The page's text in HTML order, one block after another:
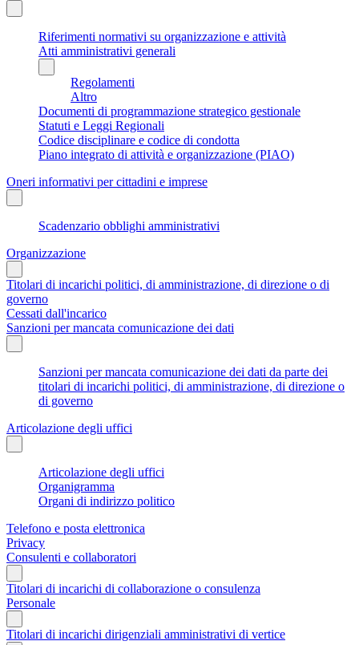
Riferimenti normativi su organizzazione e attività
Atti amministrativi generali
Regolamenti
Altro
Documenti di programmazione strategico gestionale
Statuti e Leggi Regionali
Codice disciplinare e codice di condotta
Piano integrato di attività e organizzazione (PIAO)
Oneri informativi per cittadini e imprese
Scadenzario obblighi amministrativi
Organizzazione
Titolari di incarichi politici, di amministrazione, di direzione o di
governo
Cessati dall'incarico
Sanzioni per mancata comunicazione dei dati
Sanzioni per mancata comunicazione dei dati da parte dei
titolari di incarichi politici, di amministrazione, di direzione o
di governo
Articolazione degli uffici
Articolazione degli uffici
Organigramma
Organi di indirizzo politico
Telefono e posta elettronica
Privacy
Consulenti e collaboratori
Titolari di incarichi di collaborazione o consulenza
Personale
Titolari di incarichi dirigenziali amministrativi di vertice